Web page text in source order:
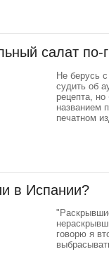
салат по-
Не берусь
судить об
рецепта,
названием
печатном
в Испании?
говорю я